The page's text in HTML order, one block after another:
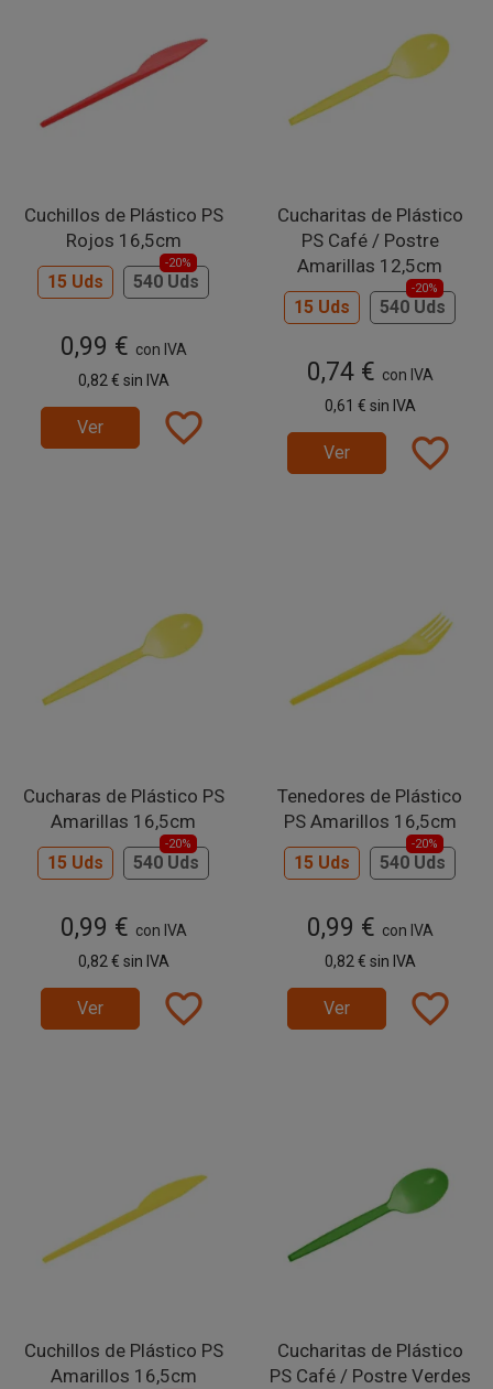
Cuchillos de Plástico PS
Rojos 16,5cm
15 Uds 540 Uds
-20%
0,99 € con IVA
0,82 € sin IVA
Ver favorite_border
Cucharitas de Plástico
PS Café / Postre
Amarillas 12,5cm
15 Uds 540 Uds
-20%
0,74 € con IVA
0,61 € sin IVA
Ver favorite_border
Cucharas de Plástico PS
Amarillas 16,5cm
15 Uds 540 Uds
-20%
0,99 € con IVA
0,82 € sin IVA
Ver favorite_border
Tenedores de Plástico
PS Amarillos 16,5cm
15 Uds 540 Uds
-20%
0,99 € con IVA
0,82 € sin IVA
Ver favorite_border
Cuchillos de Plástico PS
Amarillos 16,5cm
Cucharitas de Plástico
PS Café / Postre Verdes